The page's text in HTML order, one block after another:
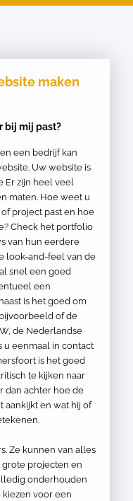
maken
bij mij past?
een bedrijf kan
Uw website is
Er zijn heel veel
maten. Hoe weet u
project past en hoe
Check het portfolio
van hun eerdere
look-and-feel van de
snel een goed
een
is het goed om
of de
de Nederlandse
u eenmaal in contact
is het goed
te kijken naar
dan achter hoe de
aankijkt en wat hij of
Ze kunnen van alles
grote projecten en
onderhouden
kiezen voor een